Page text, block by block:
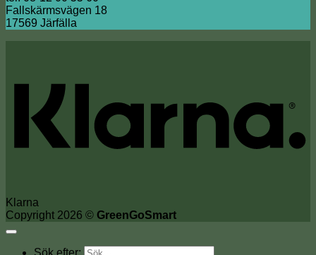
Fallskärmsvägen 18
17569 Järfälla
Klarna
Copyright 2026 © GreenGoSmart